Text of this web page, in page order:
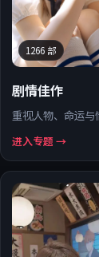
1266 部
剧情佳作
重视人物、命运与
进入专题 →